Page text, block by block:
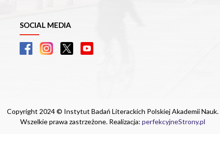
SOCIAL MEDIA
Copyright 2024 © Instytut Badań Literackich Polskiej Akademii Nauk.
Wszelkie prawa zastrzeżone. Realizacja: perfekcyjneStrony.pl